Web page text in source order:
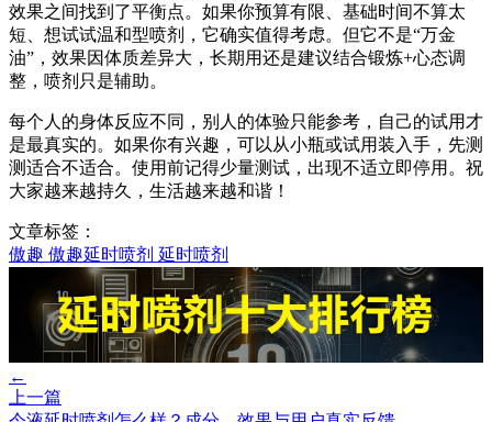
效果之间找到了平衡点。如果你预算有限、基础时间不算太
短、想试试温和型喷剂，它确实值得考虑。但它不是“万金
油”，效果因体质差异大，长期用还是建议结合锻炼+心态调
整，喷剂只是辅助。
每个人的身体反应不同，别人的体验只能参考，自己的试用才
是最真实的。如果你有兴趣，可以从小瓶或试用装入手，先测
测适合不适合。使用前记得少量测试，出现不适立即停用。祝
大家越来越持久，生活越来越和谐！
文章标签：
傲趣 傲趣延时喷剂 延时喷剂
←
上一篇